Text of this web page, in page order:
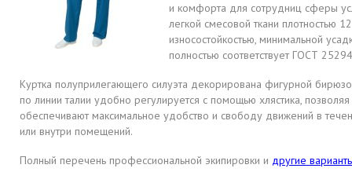
и комфорта для сотрудниц сферы
легкой смесовой ткани плотностью
износостойкостью, минимальной
полностью соответствует ГОСТ
Куртка полуприлегающего силуэта декорирована фигурной
по линии талии удобно регулируется с помощью хлястика,
обеспечивают максимальное удобство и свободу движений в
или внутри помещений.
Полный перечень профессиональной экипировки и другие